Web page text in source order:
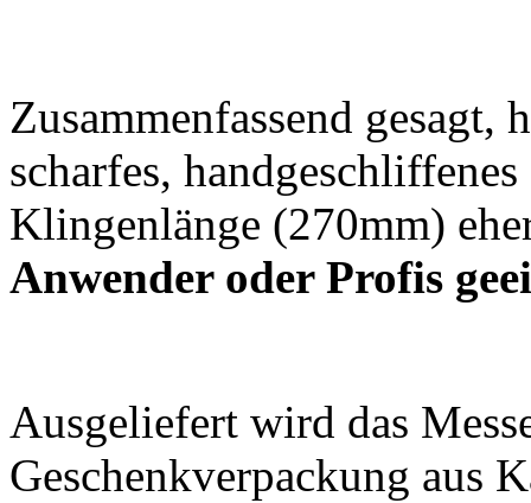
Zusammenfassend gesagt,
scharfes,
Klingenlänge (270mm)
Anwender oder Profis
Ausgeliefert wird das
Geschenkverpackung aus